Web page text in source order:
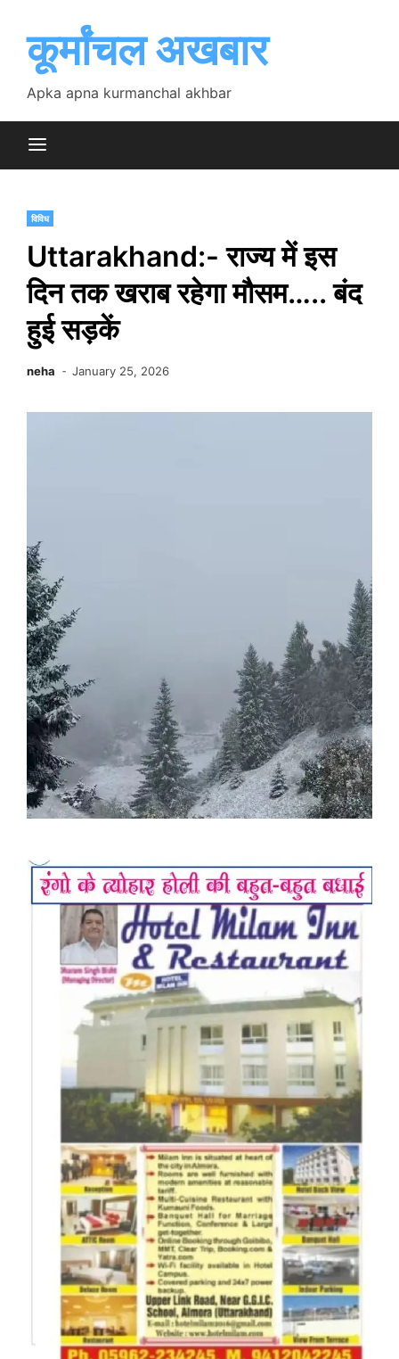
contentकूर्मांचल अखबार
Apka apna kurmanchal akhbar
विविध
Uttarakhand:- राज्य में इस
दिन तक खराब रहेगा मौसम….. बंद
हुई सड़कें
neha January 25, 2026